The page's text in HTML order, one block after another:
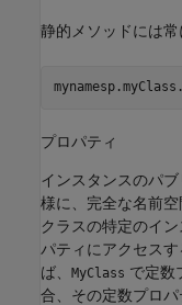
静的メソッドには常
プロパティ
インスタンスのパ
様に、完全な名前空
クラスの特定のイ
パティにアクセス
ば、 MyClass で定数
合、その定数プロ